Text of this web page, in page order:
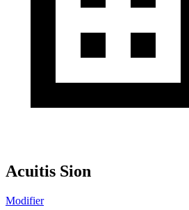
Acuitis Sion
Modifier